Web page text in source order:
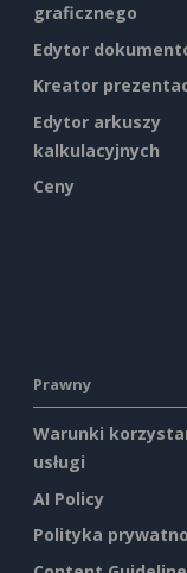
graficznego
Edytor
Kreator
Edytor arkuszy
kalkulacyjnych
Ceny
Prawny
Warunki
usługi
AI Policy
Polityka